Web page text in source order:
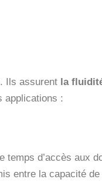
Ils assurent la
applications :
temps d’accès aux
entre la capacité